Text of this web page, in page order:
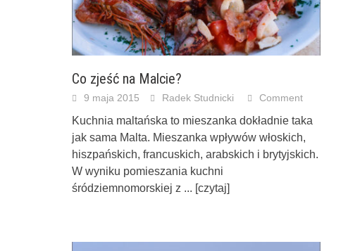
Co zjeść na Malcie?
9 maja 2015 Radek Studnicki Comment
Kuchnia maltańska to mieszanka dokładnie taka
jak sama Malta. Mieszanka wpływów włoskich,
hiszpańskich, francuskich, arabskich i brytyjskich.
W wyniku pomieszania kuchni
śródziemnomorskiej z ... [czytaj]